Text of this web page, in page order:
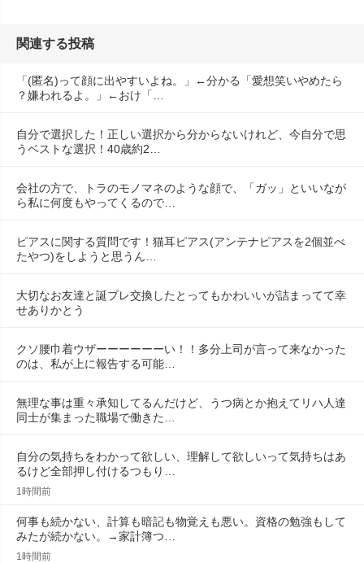
関連する投稿
「(匿名)って顔に出やすいよね。」←分かる「愛想笑いやめたら
？嫌われるよ。」←おけ「…
自分で選択した！正しい選択から分からないけれど、今自分で思
うベストな選択！40歳約2…
会社の方で、トラのモノマネのような顔で、「ガッ」といいなが
ら私に何度もやってくるので…
ピアスに関する質問です！猫耳ピアス(アンテナピアスを2個並べ
たやつ)をしようと思うん…
大切なお友達と誕プレ交換したとってもかわいいが詰まってて幸
せありかとう
クソ腰巾着ウザーーーーーーい！！多分上司が言って来なかった
のは、私が上に報告する可能…
無理な事は重々承知してるんだけど、うつ病とか抱えてリハ人達
同士が集まった職場で働きた…
自分の気持ちをわかって欲しい、理解して欲しいって気持ちはあ
るけど全部押し付けるつもり…
1時間前
何事も続かない、計算も暗記も物覚えも悪い。資格の勉強もして
みたが続かない。→家計簿つ…
1時間前